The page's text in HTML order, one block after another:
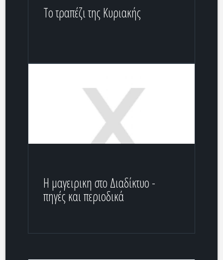
Το τραπέζι της Κυριακής
H μαγειρικη στο Διαδίκτυο -
πηγές και περιοδικά